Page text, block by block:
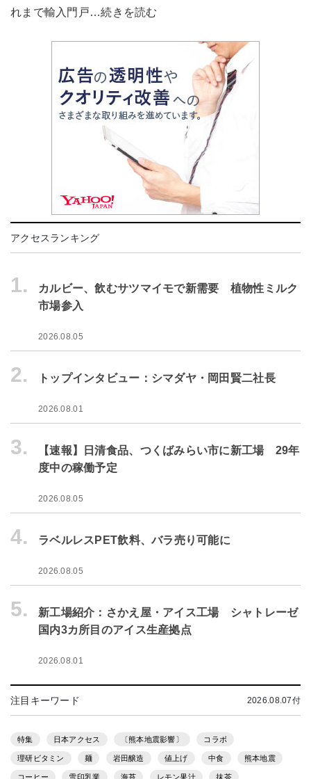
れまで輸入門戸…続きを読む
アクセスランキング
1.
カルビー、飲むサツマイモで新需要 植物性ミルク
市場参入
2026.08.05
2. トップインタビュー：シマダヤ・岡田賢二社長
2026.08.01
3.
【速報】日清食品、つくばみらい市に新工場 29年
度中の稼働予定
2026.08.05
4. ラベルレスPET飲料、バラ売り可能に
2026.08.05
5.
新工場紹介：さかえ屋・アイス工場 シャトレーゼ
国内3カ所目のアイス生産拠点
2026.08.01
注目キーワード 2026.08.07付
特集 日本アクセス 〔熊本地震影響〕 コラボ
理研ビタミン 麺 岩田醸造 値上げ 中食 熊本地震
コーヒー 雪印乳業 海苔 レモン果汁 抹茶